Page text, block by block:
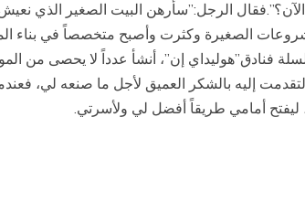
الرجل:”سأرهن البيت الصغير الذي
الصغيرة وكثرت وأصبح متخصصاً في بناء
فنادق”هوليداي إن”، أنشأ عدداً لا يحصى من
إليه بالشكر العميق لأجل ما صنعه لي،
ليفتح أمامي طريقاً أفضل لي ولأسرتي.